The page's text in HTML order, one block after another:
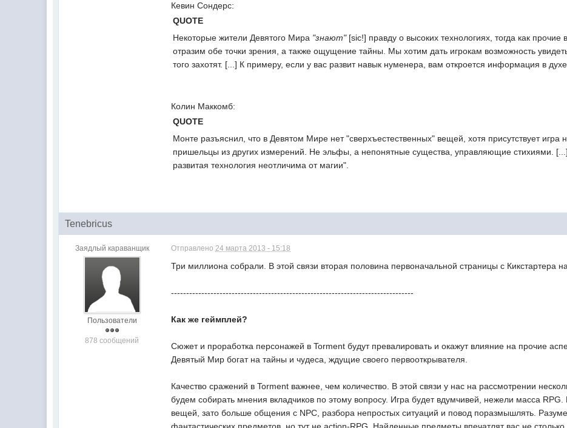
Кевин Сондерс:
QUOTE
Некоторые жители Девятого Мира "знают"[sic!] правду о высоких технологиях, тогда как
отразим обе точки зрения, а также ощущение тайны. Мы хотим дать игрокам возможность
того захотят. [...] К примеру, если у вас развит навык нуменера, вам откроется информация в
Колин Маккомб:
QUOTE
Монте разъяснил, что в Девятом Мире нет "сверхъестественных" вещей, хотя присутствует игра
пришельцы из других измерений. Не эльфы, а непонятные существа, управляющие стихиями.
развитая технология неотличима от магии".
Tenebricus
Заядлый караванщик
Пользователи
878 сообщений
Отправлено24 марта 2013 - 15:18
Три миллиона собрали. В этой связи вторая половина первоначальной страницы с Кикстартера
--------------------------------------------------------------------------------
Как же геймплей?
Сюжет и проработка персонажей в Torment будут превалировать и окажут влияние на прочие
Девятый Мир богат на тайны и чудеса, ждущие своего первооткрывателя.
Качество сражений в Torment важнее, чем количество. В этой связи у нас на рассмотрении
будем собирать мнения вкладчиков по этому вопросу. Игра будет вдумчивей, нежели масса
вещей, зато больше общения с NPC, разбора непростых ситуаций и повод поразмышлять.